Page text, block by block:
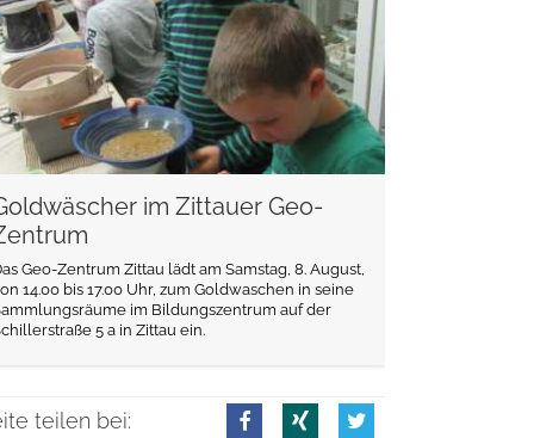
im Zittauer Geo-
Geo-Zentrum Zittau lädt am Samstag, 8. August,
14.00 bis 17.00 Uhr, zum Goldwaschen in seine
im Bildungszentrum auf der
5 a in Zittau ein.
teilen bei: